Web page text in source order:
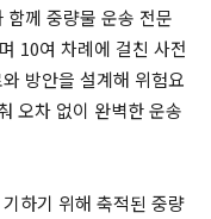
께 중량물 운송 전문
10여 차례에 걸친 사전
방안을 설계해 위험요
오차 없이 완벽한 운송
하기 위해 축적된 중량